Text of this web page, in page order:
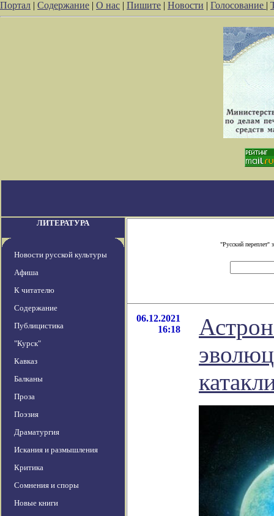
Портал | Содержание | О нас | Пишите | Новости | Голосование |
ЛИТЕРАТУРА
Новости русской культуры
Афиша
К читателю
Содержание
Публицистика
"Курск"
Кавказ
Балканы
Проза
Поэзия
Драматургия
Искания и размышления
Критика
Сомнения и споры
Новые книги
"Русский переплет"
06.12.2021
16:18